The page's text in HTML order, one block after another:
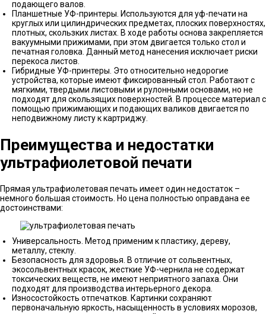
подающего валов.
Планшетные УФ-принтеры. Используются для уф-печати на
круглых или цилиндрических предметах, плоских поверхностях,
плотных, скользких листах. В ходе работы основа закрепляется
вакуумными прижимами, при этом двигается только стол и
печатная головка. Данный метод нанесения исключает риски
перекоса листов.
Гибридные УФ-принтеры. Это относительно недорогие
устройства, которые имеют фиксированный стол. Работают с
мягкими, твердыми листовыми и рулонными основами, но не
подходят для скользящих поверхностей. В процессе материал с
помощью прижимающих и подающих валиков двигается по
неподвижному листу к картриджу.
Преимущества и недостатки
ультрафиолетовой печати
Прямая ультрафиолетовая печать имеет один недостаток –
немного большая стоимость. Но цена полностью оправдана ее
достоинствами:
Универсальность. Метод применим к пластику, дереву,
металлу, стеклу.
Безопасность для здоровья. В отличие от сольвентных,
экосольвентных красок, жесткие УФ-чернила не содержат
токсических веществ, не имеют неприятного запаха. Они
подходят для производства интерьерного декора.
Износостойкость отпечатков. Картинки сохраняют
первоначальную яркость, насыщенность в условиях морозов,